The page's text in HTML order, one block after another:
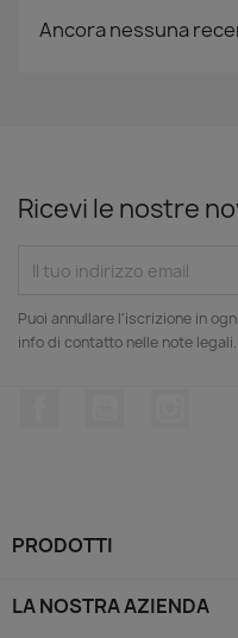
Ancora nessuna
Ricevi le nostre
Puoi annullare l'iscrizione in
info di contatto nelle note legali.
PRODOTTI
LA NOSTRA AZIENDA